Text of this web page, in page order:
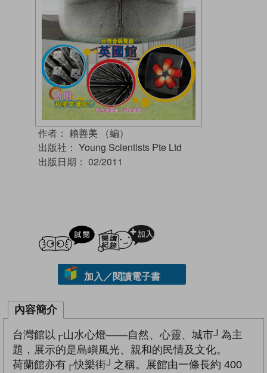
作者： 賴善美 （編）
出版社： Young Scientists Pte Ltd
出版日期： 02/2011
試閲
加入／閱讀電子書
內容簡介
台灣館以┌山水心燈——自然、心靈、城市┘為主
題，展示的是島嶼風光、親和的民情及文化。
荷蘭館亦有┌快樂街┘之稱。展館由一條長約 400